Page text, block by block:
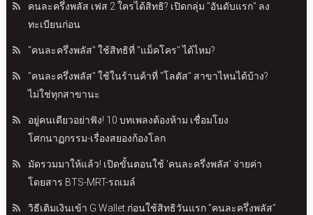
คนละครึ่งพลัส เฟส 2 ใครได้สิทธิ? เปิดกลุ่ม "อันดับแรก" ลง
ทะเบียนก่อน
"คนละครึ่งพลัส" ใช้สิทธิที่ "แม็คโคร" ได้ไหม?
"คนละครึ่งพลัส" ใช้ในร้านค้าที่ "โลตัส" สาขาไหนได้บ้าง?
ไม่ใช่ทุกสาขานะ
อยู่คนเดียวอย่าฟัง! 10 บทเพลงต้องห้าม เชื่อมโยง
โศกนาฏกรรม-เรื่องสยองก้องโลก
มัดรวมมาให้แล้ว! เปิดขั้นตอนใช้ 'คนละครึ่งพลัส' จ่ายค่า
โดยสาร BTS-MRT-รถเมล์
วิธีเติมเงินเข้า G Wallet ก่อนใช้สิทธิวันแรก "คนละครึ่งพลัส"